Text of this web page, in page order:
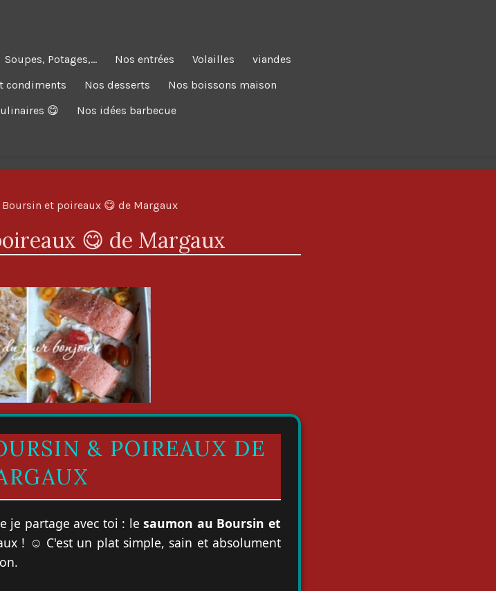
Soupes, Potages,... Nos entrées Volailles
viandes
condiments Nos desserts
Nos boissons maison
😋
Nos idées barbecue
et poireaux 😋 de Margaux
😋 de Margaux
& POIREAUX DE
je partage avec toi : lesaumon au Boursin et
! ☺️ C'est un plat simple, sain et absolument